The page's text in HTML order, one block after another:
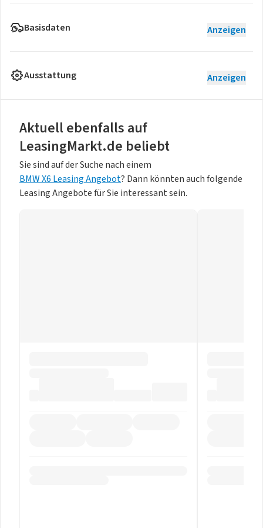
Basisdaten Anzeigen
Ausstattung Anzeigen
Aktuell ebenfalls auf
LeasingMarkt.de beliebt
Sie sind auf der Suche nach einem
BMW X6 Leasing Angebot? Dann könnten auch folgende
Leasing Angebote für Sie interessant sein.